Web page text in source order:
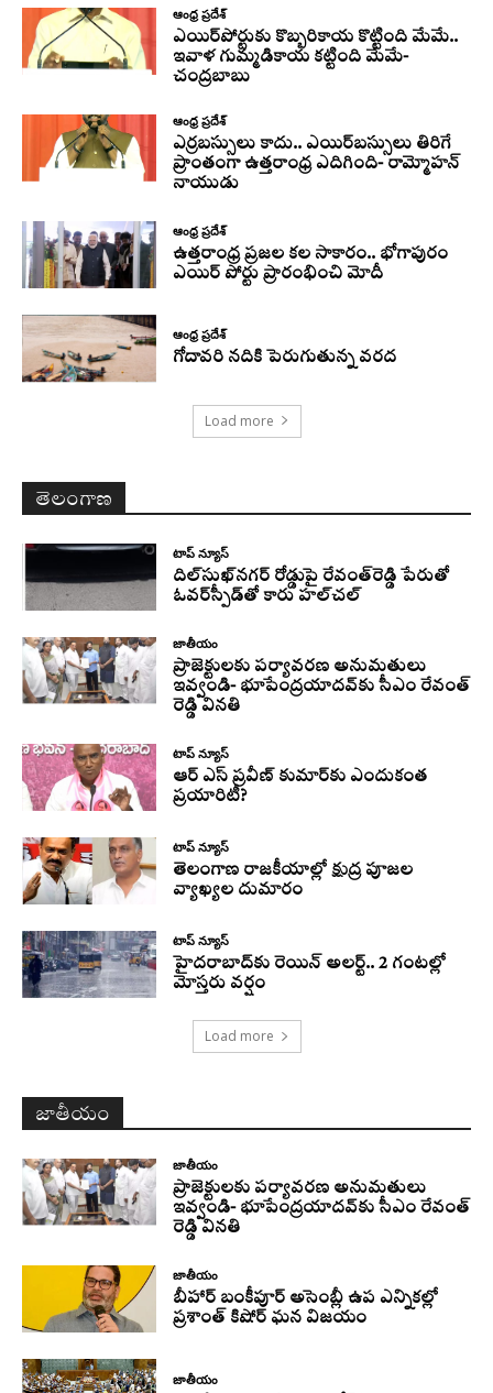
ఆంధ్ర ప్రదేశ్
ఎయిర్‌పోర్టుకు కొబ్బరికాయ కొట్టింది మేమే..
ఇవాళ గుమ్మడికాయ కట్టింది మేమే-
చంద్రబాబు
ఆంధ్ర ప్రదేశ్
ఎర్రబస్సులు కాదు.. ఎయిర్‌బస్సులు తిరిగే
ప్రాంతంగా ఉత్తరాంధ్ర ఎదిగింది- రామ్మోహన్
నాయుడు
ఆంధ్ర ప్రదేశ్
ఉత్తరాంధ్ర ప్రజల కల సాకారం.. భోగాపురం
ఎయిర్ పోర్టు ప్రారంభించి మోదీ
ఆంధ్ర ప్రదేశ్
గోదావరి నదికి పెరుగుతున్న వరద
Load more
తెలంగాణ
టాప్ న్యూస్
దిల్‌సుఖ్‌నగర్‌ రోడ్డుపై రేవంత్‌రెడ్డి పేరుతో
ఓవర్‌స్పీడ్‌తో కారు హల్‌చల్‌
జాతీయం
ప్రాజెక్టులకు పర్యావరణ అనుమతులు
ఇవ్వండి- భూపేంద్రయాదవ్‌కు సీఎం రేవంత్‌
రెడ్డి వినతి
టాప్ న్యూస్
ఆర్ ఎస్ ప్రవీణ్ కుమార్‌కు ఎందుకంత
ప్రయారిటీ?
టాప్ న్యూస్
తెలంగాణ రాజకీయాల్లో క్షుద్ర పూజల
వ్యాఖ్యల దుమారం
టాప్ న్యూస్
హైదరాబాద్‌కు రెయిన్‌ అలర్ట్.. 2 గంటల్లో
మోస్తరు వర్షం
Load more
జాతీయం
జాతీయం
ప్రాజెక్టులకు పర్యావరణ అనుమతులు
ఇవ్వండి- భూపేంద్రయాదవ్‌కు సీఎం రేవంత్‌
రెడ్డి వినతి
జాతీయం
బీహార్ బంకీపూర్ అసెంబ్లీ ఉప ఎన్నికల్లో
ప్రశాంత్ కిషోర్ ఘన విజయం
జాతీయం